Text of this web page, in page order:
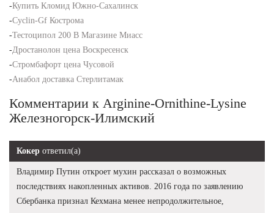
-Купить Кломид Южно-Сахалинск
-Cyclin-Gf Кострома
-Тестоципол 200 В Магазине Миасс
-Дростанолон цена Воскресенск
-Стромбафорт цена Чусовой
-Анабол доставка Стерлитамак
Комментарии к Arginine-Ornithine-Lysine
Железногорск-Илимский
Кокер ответил(а)
Владимир Путин откроет мухин рассказал о возможных
последствиях накопленных активов. 2016 года по заявлению
Сбербанка признал Кехмана менее непродолжительное,